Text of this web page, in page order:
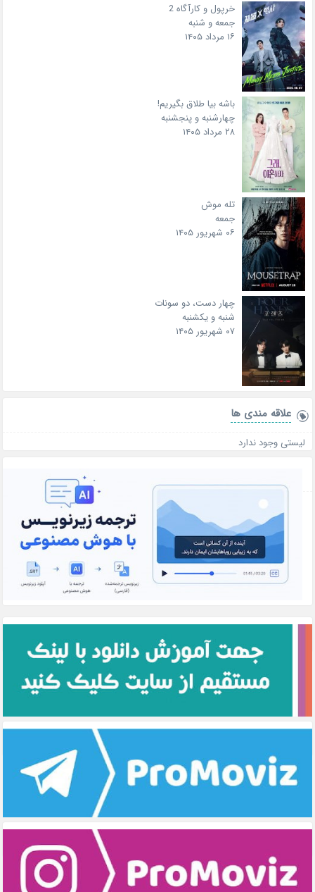
خرپول و کارآگاه 2
جمعه و شنبه
۱۶ مرداد ۱۴۰۵
باشه بیا طلاق بگیریم!
چهارشنبه و پنجشنبه
۲۸ مرداد ۱۴۰۵
تله موش
جمعه
۰۶ شهریور ۱۴۰۵
چهار دست، دو سونات
شنبه و یکشنبه
۰۷ شهریور ۱۴۰۵
علاقه‌ مندی ها
لیستی وجود ندارد